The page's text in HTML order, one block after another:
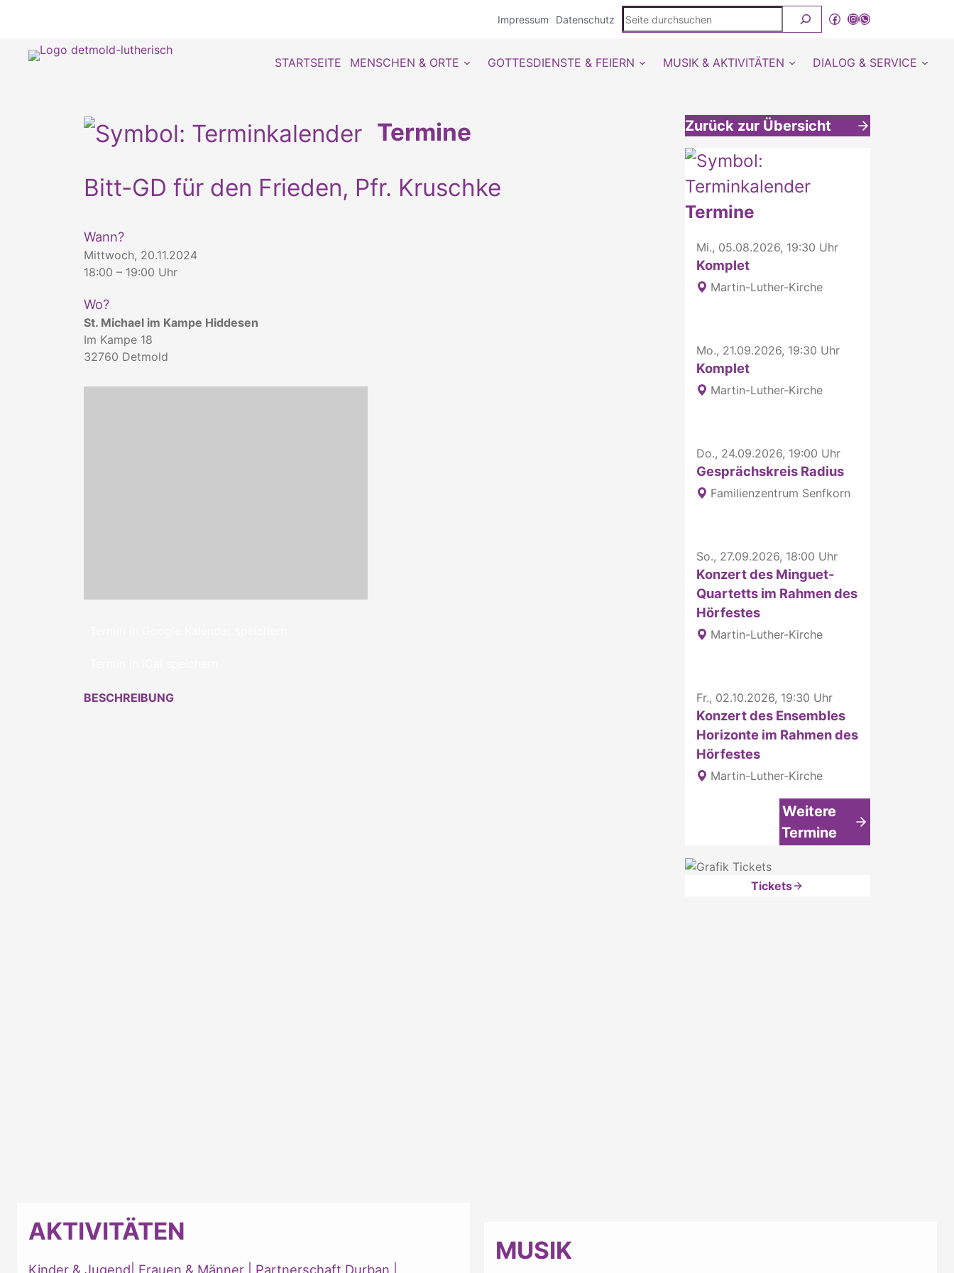
Impressum Datenschutz
Seite
durchsuchen
Facebook
Instagram
WhatsApp Kanal von detmold-lutherisch
STARTSEITE MENSCHEN & ORTE GOTTESDIENSTE & FEIERN MUSIK & AKTIVITÄTEN DIALOG & SERVICE
Termine
Bitt-GD für den Frieden, Pfr. Kruschke
Wann?
Mittwoch, 20.11.2024
18:00 – 19:00 Uhr
Wo?
St. Michael im Kampe Hiddesen
Im Kampe 18
32760 Detmold
BESCHREIBUNG
Zurück zur Übersicht
Weitere interessante Inhalte
Termine
Mi., 05.08.2026, 19:30 Uhr
Komplet
Martin-Luther-Kirche
Mo., 21.09.2026, 19:30 Uhr
Komplet
Martin-Luther-Kirche
Do., 24.09.2026, 19:00 Uhr
Gesprächskreis Radius
Familienzentrum Senfkorn
So., 27.09.2026, 18:00 Uhr
Konzert des Minguet-
Quartetts im Rahmen des
Hörfestes
Martin-Luther-Kirche
Fr., 02.10.2026, 19:30 Uhr
Konzert des Ensembles
Horizonte im Rahmen des
Hörfestes
Martin-Luther-Kirche
Weitere
Termine
Tickets
AKTIVITÄTEN
Kinder & Jugend Frauen & Männer Partnerschaft Durban
MUSIK